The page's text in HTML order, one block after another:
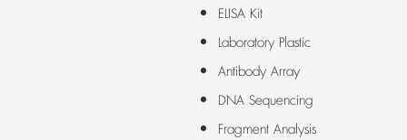
ELISA Kit
Laboratory Plastic
Antibody Array
DNA Sequencing
Fragment Analysis